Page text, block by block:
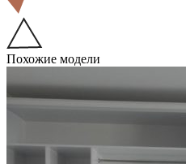
Похожие модели